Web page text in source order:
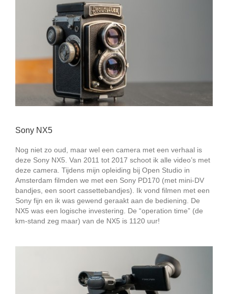
Sony NX5
Nog niet zo oud, maar wel een camera met een verhaal is
deze Sony NX5. Van 2011 tot 2017 schoot ik alle video’s met
deze camera. Tijdens mijn opleiding bij Open Studio in
Amsterdam filmden we met een Sony PD170 (met mini-DV
bandjes, een soort cassettebandjes). Ik vond filmen met een
Sony fijn en ik was gewend geraakt aan de bediening. De
NX5 was een logische investering. De “operation time” (de
km-stand zeg maar) van de NX5 is 1120 uur!